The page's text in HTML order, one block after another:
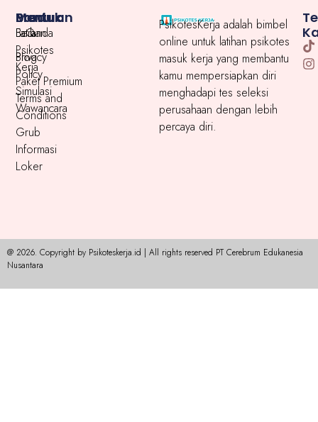
PsikotesKerja adalah bimbel
online untuk latihan psikotes
masuk kerja yang membantu
kamu mempersiapkan diri
menghadapi tes seleksi
perusahaan dengan lebih
percaya diri.
Menu
Beranda
Blog
Paket Premium
Produk
Latihan
Psikotes
Kerja
Simulasi
Wawancara
Grub
Informasi
Loker
Bantuan
FaQ
Privacy
Policy
Terms and
Conditions
@ 2026. Copyright by Psikoteskerja.id | All rights reserved PT Cerebrum Edukanesia
Nusantara​